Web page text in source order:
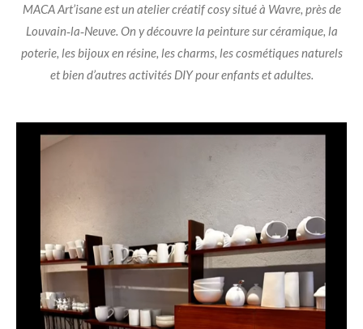
MACA Art’isane est un atelier créatif cosy situé à Wavre, près de
Louvain‑la‑Neuve. On y découvre la peinture sur céramique, la
poterie, les bijoux en résine, les charms, les cosmétiques naturels
et bien d’autres activités DIY pour enfants et adultes.